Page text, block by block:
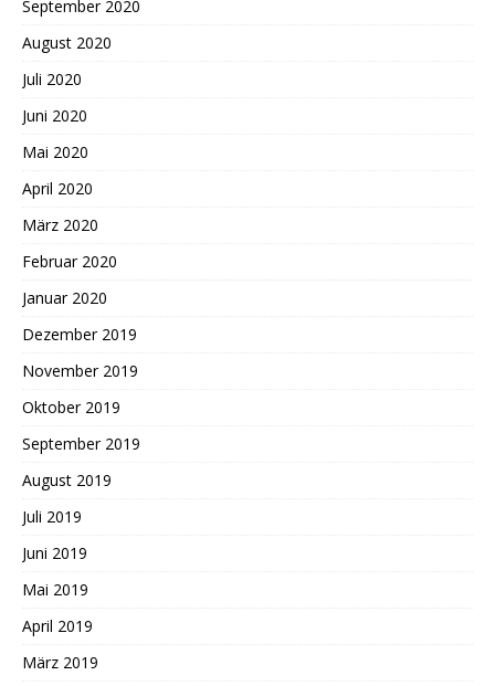
September 2020
August 2020
Juli 2020
Juni 2020
Mai 2020
April 2020
März 2020
Februar 2020
Januar 2020
Dezember 2019
November 2019
Oktober 2019
September 2019
August 2019
Juli 2019
Juni 2019
Mai 2019
April 2019
März 2019